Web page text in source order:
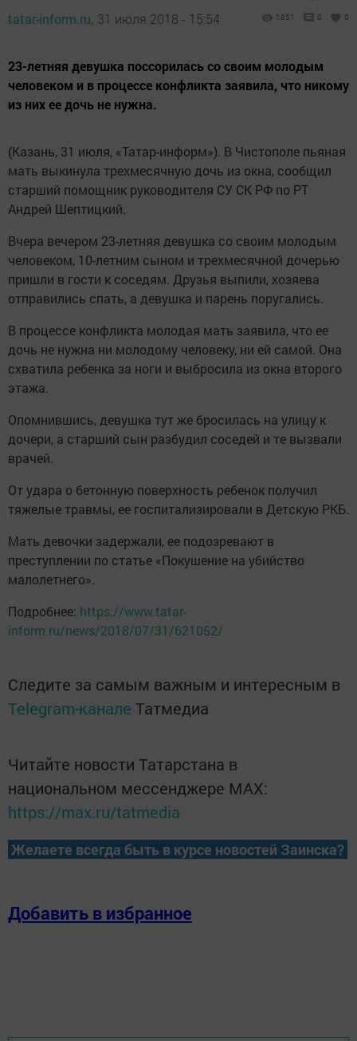
tatar-inform.ru, 31 июля 2018 - 15:54 1851 0 0
23-летняя девушка поссорилась со своим молодым
человеком и в процессе конфликта заявила, что никому
из них ее дочь не нужна.
(Казань, 31 июля, «Татар-информ»). В Чистополе пьяная
мать выкинула трехмесячную дочь из окна, сообщил
старший помощник руководителя СУ СК РФ по РТ
Андрей Шептицкий.
Вчера вечером 23-летняя девушка со своим молодым
человеком, 10-летним сыном и трехмесячной дочерью
пришли в гости к соседям. Друзья выпили, хозяева
отправились спать, а девушка и парень поругались.
В процессе конфликта молодая мать заявила, что ее
дочь не нужна ни молодому человеку, ни ей самой. Она
схватила ребенка за ноги и выбросила из окна второго
этажа.
Опомнившись, девушка тут же бросилась на улицу к
дочери, а старший сын разбудил соседей и те вызвали
врачей.
От удара о бетонную поверхность ребенок получил
тяжелые травмы, ее госпитализировали в Детскую РКБ.
Мать девочки задержали, ее подозревают в
преступлении по статье «Покушение на убийство
малолетнего».
Подробнее: https://www.tatar-
inform.ru/news/2018/07/31/621052/
Следите за самым важным и интересным в
Telegram-канале Татмедиа
Читайте новости Татарстана в
национальном мессенджере MАХ:
https://max.ru/tatmedia
Желаете всегда быть в курсе новостей Заинска?
Добавить в избранное